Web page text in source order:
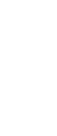
de
de ti y
Ensueño